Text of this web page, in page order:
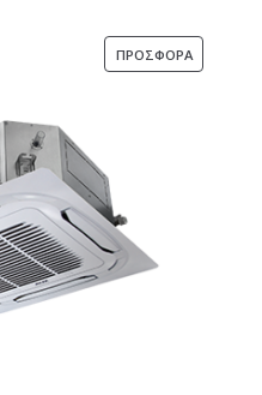
€515,00.
ΠΡΟΣΦΟΡΆΠΡΟΪΌΝ